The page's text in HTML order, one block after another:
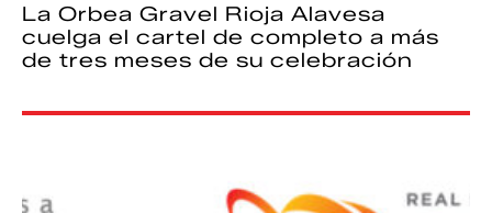
La Orbea Gravel Rioja Alavesa
cuelga el cartel de completo a más
de tres meses de su celebración